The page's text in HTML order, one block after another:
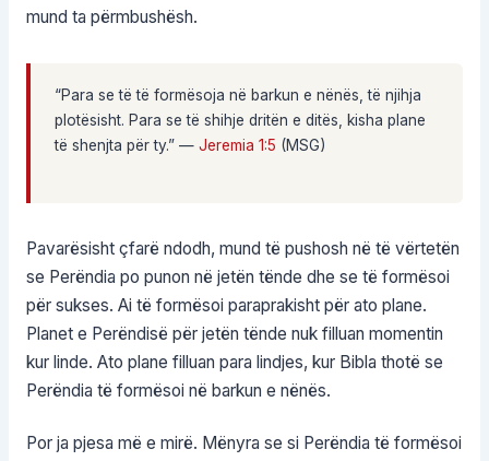
mund ta përmbushësh.
“Para se të të formësoja në barkun e nënës, të njihja
plotësisht. Para se të shihje dritën e ditës, kisha plane
të shenjta për ty.” — Jeremia 1:5 (MSG)
Pavarësisht çfarë ndodh, mund të pushosh në të vërtetën
se Perëndia po punon në jetën tënde dhe se të formësoi
për sukses. Ai të formësoi paraprakisht për ato plane.
Planet e Perëndisë për jetën tënde nuk filluan momentin
kur linde. Ato plane filluan para lindjes, kur Bibla thotë se
Perëndia të formësoi në barkun e nënës.
Por ja pjesa më e mirë. Mënyra se si Perëndia të formësoi